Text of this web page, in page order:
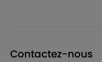
Contactez-nous